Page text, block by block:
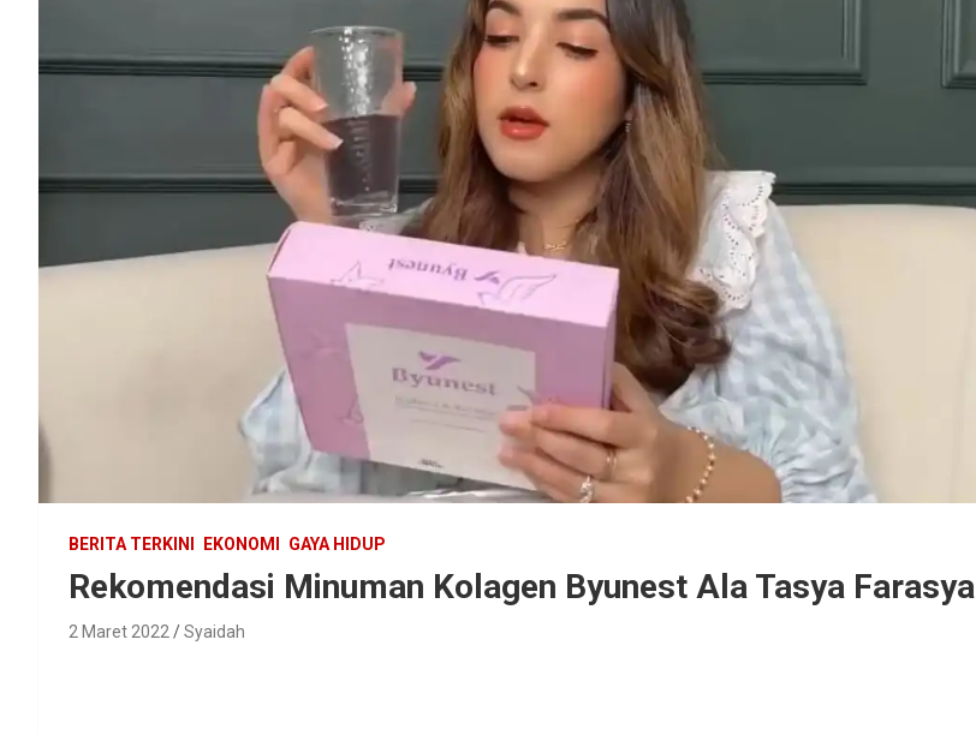
BERITA TERKINI EKONOMI GAYA HIDUP
Rekomendasi Minuman Kolagen Byunest Ala Tasya Farasya
2 Maret 2022 Syaidah